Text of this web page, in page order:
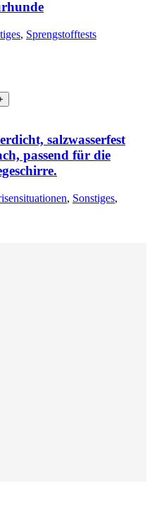
, Sprengstofftests
salzwasserfest
passend für die
, Sonstiges,